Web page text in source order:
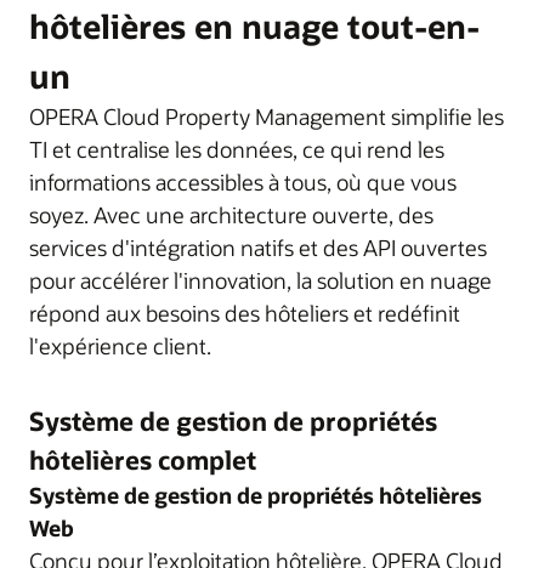
hôtelières en nuage tout-en-
un
OPERA Cloud Property Management simplifie les
TI et centralise les données, ce qui rend les
informations accessibles à tous, où que vous
soyez. Avec une architecture ouverte, des
services d'intégration natifs et des API ouvertes
pour accélérer l'innovation, la solution en nuage
répond aux besoins des hôteliers et redéfinit
l'expérience client.
Système de gestion de propriétés
hôtelières complet
Système de gestion de propriétés hôtelières
Web
Conçu pour l’exploitation hôtelière, OPERA Cloud